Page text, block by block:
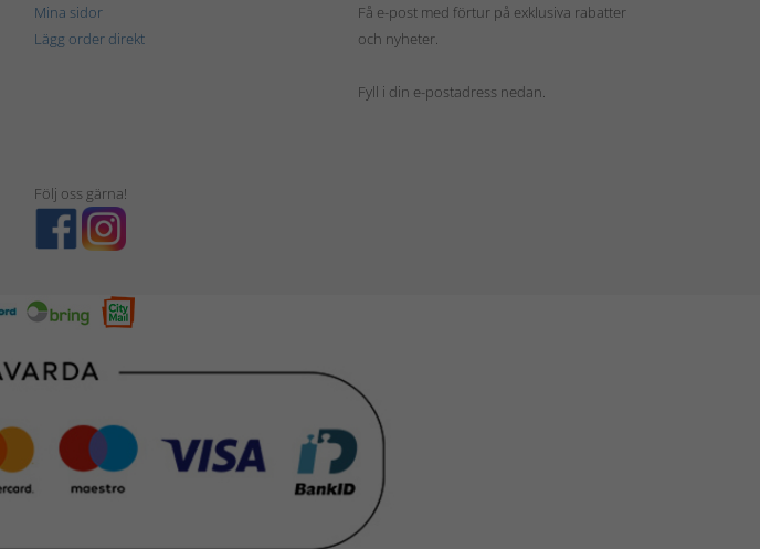
Mina sidor
Lägg order direkt
Få e-post med förtur på exklusiva rabatter
och nyheter.
Fyll i din e-postadress nedan.
Följ oss gärna!